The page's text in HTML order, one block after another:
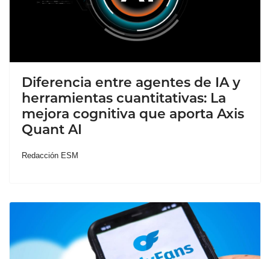
Diferencia entre agentes de IA y
herramientas cuantitativas: La
mejora cognitiva que aporta Axis
Quant AI
Redacción ESM